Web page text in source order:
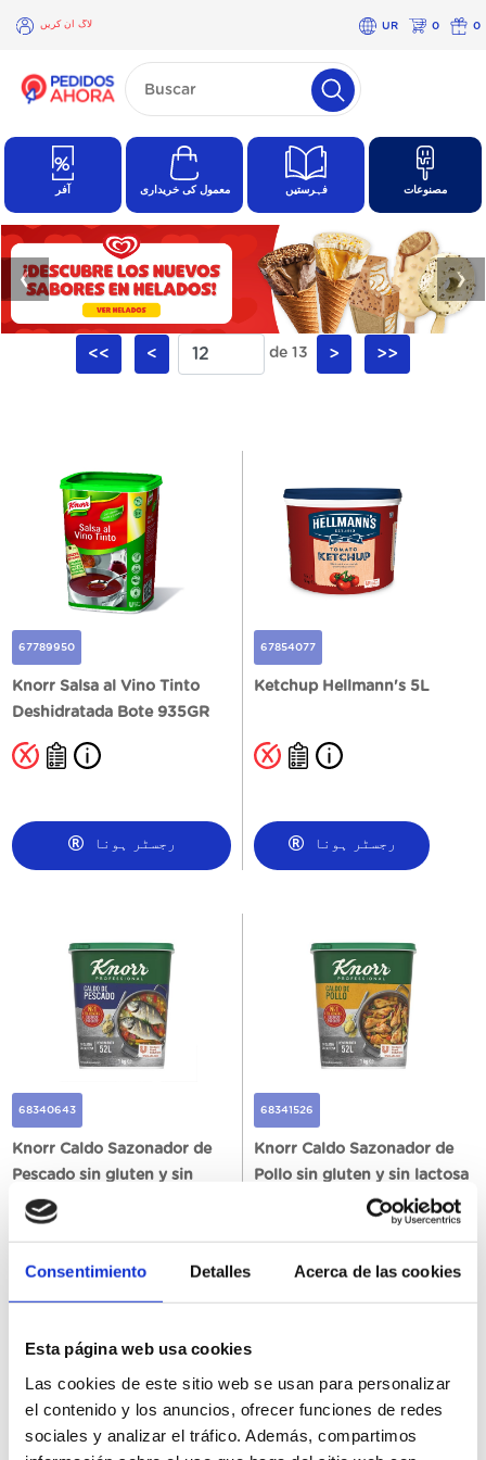
Consentimiento Detalles Acerca de las cookies
Esta página web usa cookies
Las cookies de este sitio web se usan para personalizar
el contenido y los anuncios, ofrecer funciones de redes
sociales y analizar el tráfico. Además, compartimos
لاگ ان کریں UR 0 0
×
لاگ
کریں
آفر معمول کی خریداری فہرستیں مصنوعات
❮ ❯
<< < de 13 > >>
67789950
Knorr Salsa al Vino Tinto
Deshidratada Bote 935GR
رجسٹر ہونا
67854077
Ketchup Hellmann's 5L
رجسٹر ہونا
68340643
Knorr Caldo Sazonador de
Pescado sin gluten y sin
lactosa Bote 1kg
رجسٹر ہونا
68341526
Knorr Caldo Sazonador de
Pollo sin gluten y sin lactosa
رجسٹر ہونا